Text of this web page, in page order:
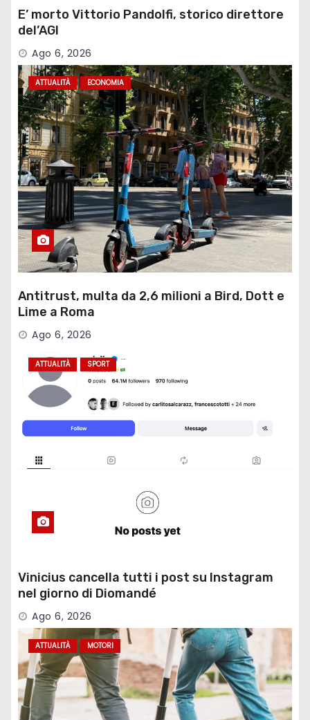
E’ morto Vittorio Pandolfi, storico direttore
del’AGI
Ago 6, 2026
ATTUALITÀ ECONOMIA
Antitrust, multa da 2,6 milioni a Bird, Dott e
Lime a Roma
Ago 6, 2026
ATTUALITÀ SPORT
Vinicius cancella tutti i post su Instagram
nel giorno di Diomandé
Ago 6, 2026
ATTUALITÀ MOTORI